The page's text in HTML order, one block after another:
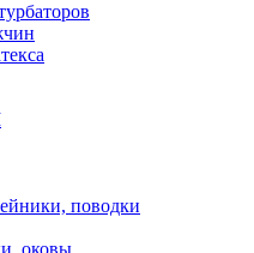
поводки
оковы